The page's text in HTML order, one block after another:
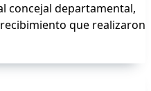
concejal departamental,
que realizaron